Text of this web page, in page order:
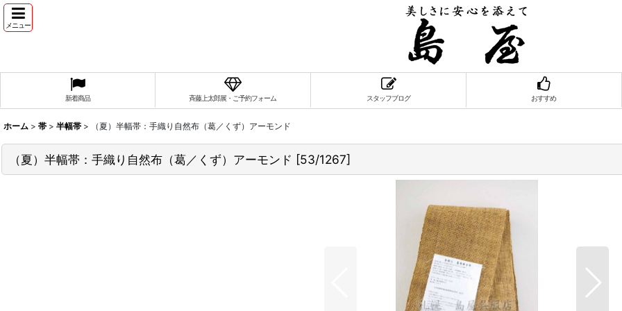
メニュー
新着商品 斉藤上太郎展・ご予約フォーム スタッフブログ おすすめ
ホーム > 帯 > 半幅帯 > （夏）半幅帯：手織り自然布（葛／くず）アーモンド
（夏）半幅帯：手織り自然布（葛／くず）アーモンド [53/1267]